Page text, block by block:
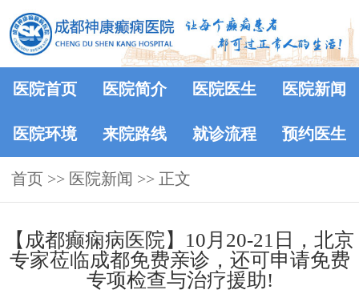
医院首页 医院简介 医院医生 医院新闻
医院环境 来院路线 就诊流程 预约医生
首页 >> 医院新闻 >> 正文
【成都癫痫病医院】10月20-21日，北京
专家莅临成都免费亲诊，还可申请免费
专项检查与治疗援助!